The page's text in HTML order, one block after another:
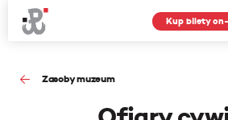
Kup bilety
Zasoby muzeum